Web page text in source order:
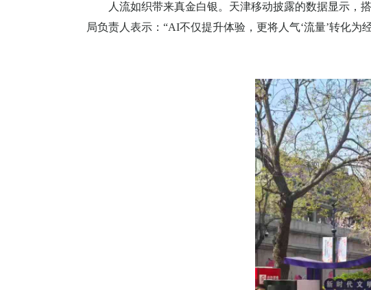
人流如织带来真金白银。天津移动披露的数据显示，
局负责人表示：“AI不仅提升体验，更将人气‘流量’转化为